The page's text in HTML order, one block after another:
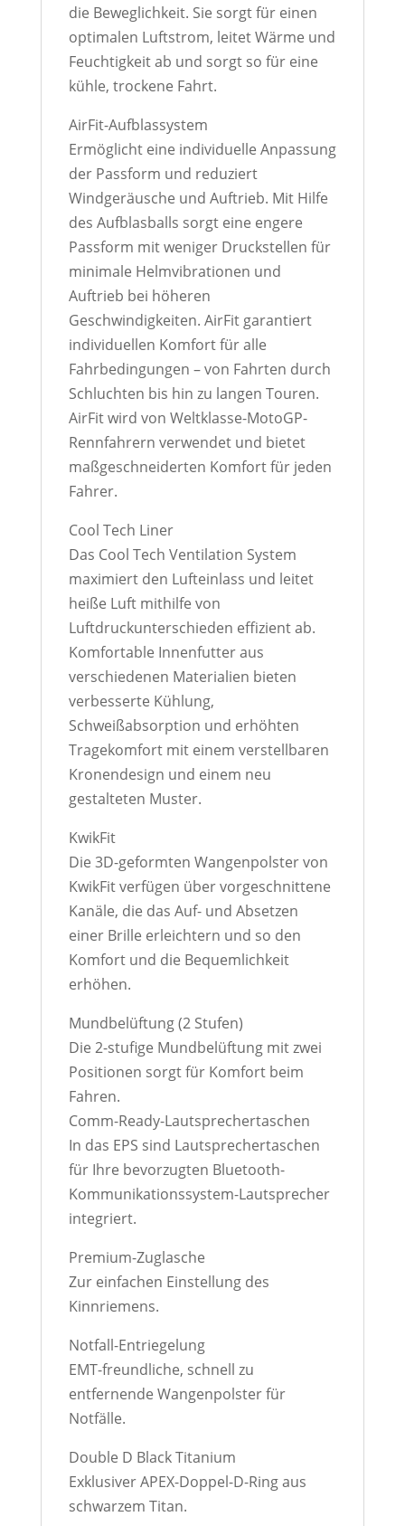
die Beweglichkeit. Sie sorgt für einen
optimalen Luftstrom, leitet Wärme und
Feuchtigkeit ab und sorgt so für eine
kühle, trockene Fahrt.
AirFit-Aufblassystem
Ermöglicht eine individuelle Anpassung
der Passform und reduziert
Windgeräusche und Auftrieb. Mit Hilfe
des Aufblasballs sorgt eine engere
Passform mit weniger Druckstellen für
minimale Helmvibrationen und
Auftrieb bei höheren
Geschwindigkeiten. AirFit garantiert
individuellen Komfort für alle
Fahrbedingungen – von Fahrten durch
Schluchten bis hin zu langen Touren.
AirFit wird von Weltklasse-MotoGP-
Rennfahrern verwendet und bietet
maßgeschneiderten Komfort für jeden
Fahrer.
Cool Tech Liner
Das Cool Tech Ventilation System
maximiert den Lufteinlass und leitet
heiße Luft mithilfe von
Luftdruckunterschieden effizient ab.
Komfortable Innenfutter aus
verschiedenen Materialien bieten
verbesserte Kühlung,
Schweißabsorption und erhöhten
Tragekomfort mit einem verstellbaren
Kronendesign und einem neu
gestalteten Muster.
KwikFit
Die 3D-geformten Wangenpolster von
KwikFit verfügen über vorgeschnittene
Kanäle, die das Auf- und Absetzen
einer Brille erleichtern und so den
Komfort und die Bequemlichkeit
erhöhen.
Mundbelüftung (2 Stufen)
Die 2-stufige Mundbelüftung mit zwei
Positionen sorgt für Komfort beim
Fahren.
Comm-Ready-Lautsprechertaschen
In das EPS sind Lautsprechertaschen
für Ihre bevorzugten Bluetooth-
Kommunikationssystem-Lautsprecher
integriert.
Premium-Zuglasche
Zur einfachen Einstellung des
Kinnriemens.
Notfall-Entriegelung
EMT-freundliche, schnell zu
entfernende Wangenpolster für
Notfälle.
Double D Black Titanium
Exklusiver APEX-Doppel-D-Ring aus
schwarzem Titan.